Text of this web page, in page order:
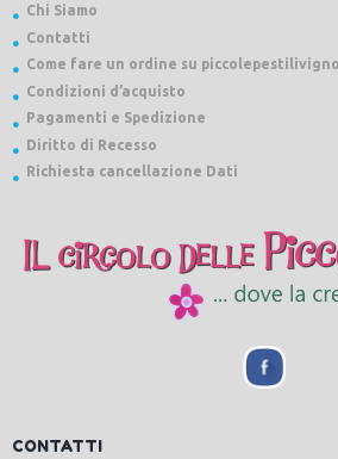
Chi Siamo
Contatti
Come fare un ordine su
Condizioni d’acquisto
Pagamenti e Spedizione
Diritto di Recesso
Richiesta cancellazione Dati
CONTATTI